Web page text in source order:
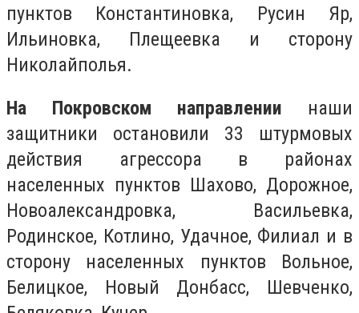
пунктов Константиновка, Русин Яр,
Ильиновка, Плещеевка и сторону
Николайполья.
На Покровском направлении наши
защитники остановили 33 штурмовых
действия агрессора в районах
населенных пунктов Шахово, Дорожное,
Новоалександровка, Васильевка,
Родинское, Котлино, Удачное, Филиал и в
сторону населенных пунктов Вольное,
Белицкое, Новый Донбасс, Шевченко,